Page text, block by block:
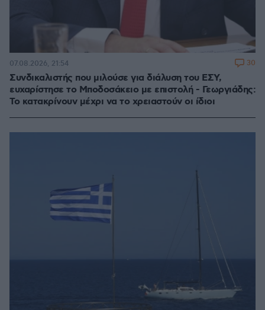
Συνδικαλιστής που μιλούσε για διάλυση του ΕΣΥ,
ευχαρίστησε το Μποδοσάκειο με επιστολή - Γεωργιάδης:
Το κατακρίνουν μέχρι να το χρειαστούν οι ίδιοι
07.08.2026, 21:54 30